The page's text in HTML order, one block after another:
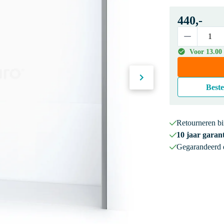
440,-
Voor
Retourneren
10 jaar
Gegarandeerd